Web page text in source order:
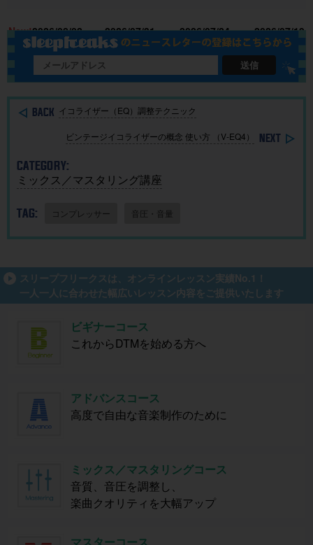
に生成AI
を取り入
れる基本
ガイド
New!2026/08/02
析”する公
開収録イ
ベント開
催
2026/07/31
Grid」｜M
ac・iOSで
単に作
成！
2026/07/24
点まとめ
2026/07/19
送信
イコライザー（EQ）調整テクニック
ビンテージイコライザーの概念 使い方 （V-EQ4）
CATEGORY:
ミックス／マスタリング講座
TAG: コンプレッサー 音圧・音量
スリープフリークスは、オンラインレッスン実績No.1！
一人一人に合わせた幅広いレッスン内容をご提供いたします
ビギナーコース
これからDTMを始める方へ
アドバンスコース
高度で自由な音楽制作のために
ミックス／マスタリングコース
音質、音圧を調整し、
楽曲クオリティを大幅アップ